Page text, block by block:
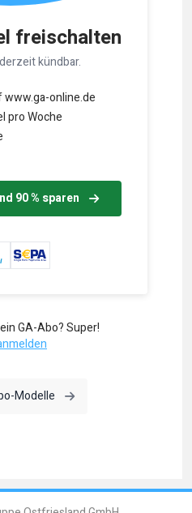
freischalten
kündbar.
online.de
pro Woche
90 % sparen
GA-Abo? Super!
Modelle